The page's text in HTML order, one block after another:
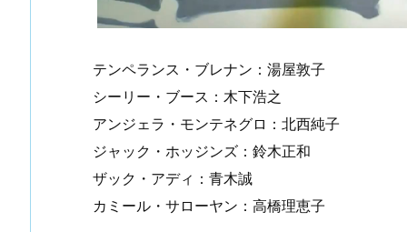
テンペランス・ブレナン：湯屋敦子
シーリー・ブース：木下浩之
アンジェラ・モンテネグロ：北西純子
ジャック・ホッジンズ：鈴木正和
ザック・アディ：青木誠
カミール・サローヤン：高橋理恵子